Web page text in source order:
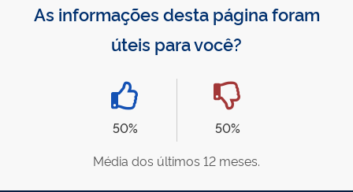
As informações desta página foram
úteis para você?
50%
50%
Média dos últimos 12 meses.